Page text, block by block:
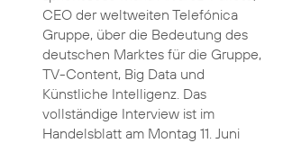
CEO der weltweiten Telefónica
Gruppe, über die Bedeutung des
deutschen Marktes für die Gruppe,
TV-Content, Big Data und
Künstliche Intelligenz. Das
vollständige Interview ist im
Handelsblatt am Montag 11. Juni